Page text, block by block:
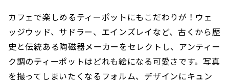
カフェで楽しめるティーポットにもこだわりが！ウェ
ッジウッド、サドラー、エインズレイなど、古くから歴
史と伝統ある陶磁器メーカーをセレクトし、アンティー
ク調のティーポットはどれも絵になる可愛さです。写真
を撮ってしまいたくなるフォルム、デザインにキュン